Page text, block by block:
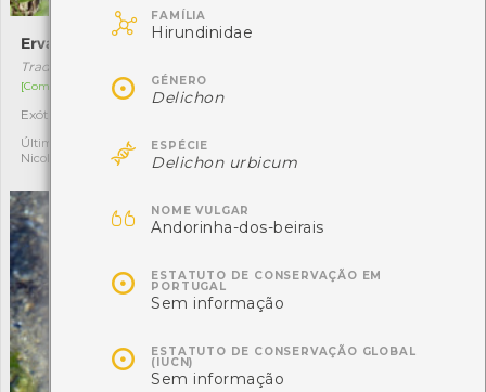
Erva-da-fortuna
Tradescantia fluminensis
[Comum]
Exótica invasora
Última observação por:
Nicole Viana
 FAMÍLIA
Hirundinidae
 GÉNERO
Delichon
 ESPÉCIE
Delichon urbicum
 NOME VULGAR
Andorinha-dos-beirais
 ESTATUTO DE CONSERVAÇÃO EM
PORTUGAL
Sem informação
 ESTATUTO DE CONSERVAÇÃO GLOBAL
(IUCN)
Sem informação